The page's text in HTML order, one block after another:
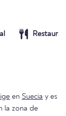
en Suecia y es
la zona de